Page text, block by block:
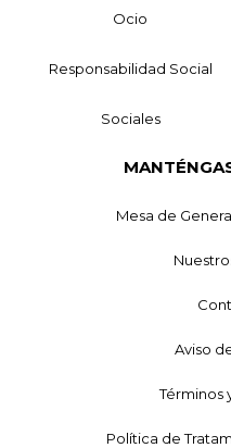
Ocio
Responsabilidad Social
Sociales
Mesa de
Aviso
Términos
Política de